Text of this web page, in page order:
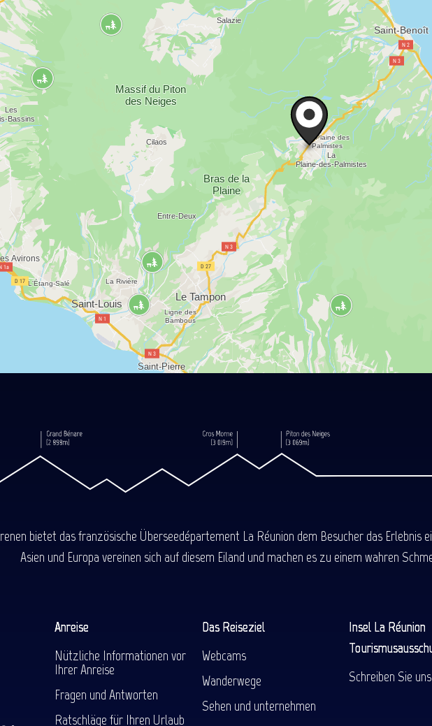
bietet das französische Überseedépartement La Réunion dem Besucher das Erlebnis
Asien und Europa vereinen sich auf diesem Eiland und machen es zu einem wahren
Anreise
Nützliche Informationen vor
Ihrer Anreise
Fragen und Antworten
Ratschläge für Ihren Urlaub
Das Reiseziel
Webcams
Wanderwege
Sehen und unternehmen
Insel La Réunion
Schreiben Sie uns